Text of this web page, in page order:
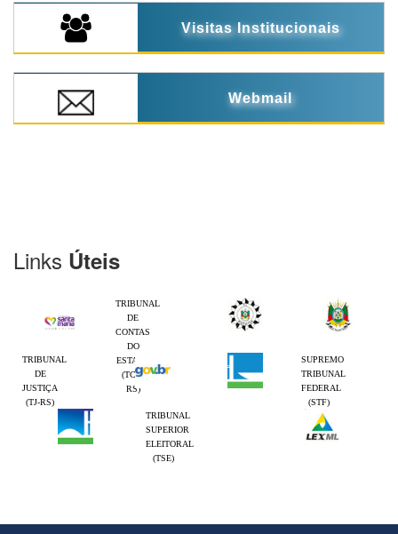
Visitas Institucionais
Webmail
Links Úteis
TRIBUNAL
DE
CONTAS
DO
ESTADO
(TCE-
RS)
TRIBUNAL
DE
JUSTIÇA
(TJ-RS)
SUPREMO
TRIBUNAL
FEDERAL
(STF)
TRIBUNAL
SUPERIOR
ELEITORAL
(TSE)